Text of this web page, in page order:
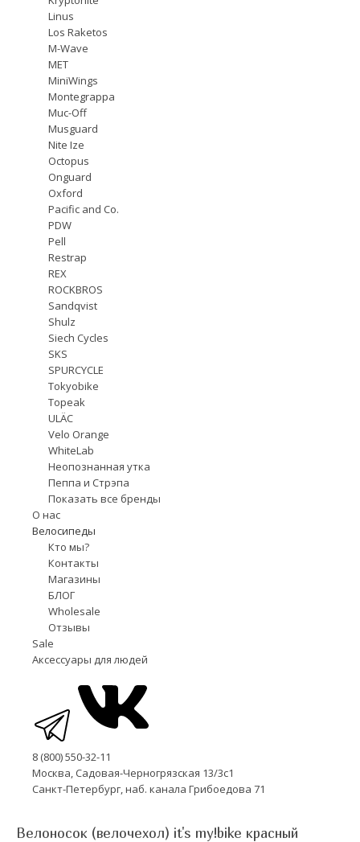
Linus
Los Raketos
M-Wave
MET
MiniWings
Montegrappa
Muc-Off
Musguard
Nite Ize
Octopus
Onguard
Oxford
Pacific and Co.
PDW
Pell
Restrap
REX
ROCKBROS
Sandqvist
Shulz
Siech Cycles
SKS
SPURCYCLE
Tokyobike
Topeak
ULÄC
Velo Orange
WhiteLab
Неопознанная утка
Пеппа и Стрэпа
Показать все бренды
О нас
Велосипеды
Кто мы?
Контакты
Магазины
БЛОГ
Wholesale
Отзывы
Sale
Аксессуары для людей
8 (800) 550-32-11
Москва, Садовая-Черногрязская 13/3с1
Санкт-Петербург, наб. канала Грибоедова 71
Велоносок (велочехол) it's my!bike красный